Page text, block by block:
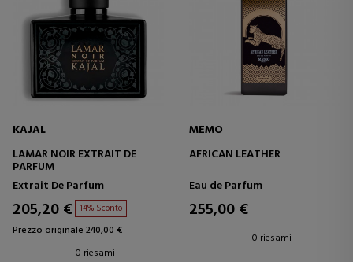
KAJAL
LAMAR NOIR EXTRAIT DE
PARFUM
Extrait De Parfum
205,20 € 14% Sconto
Prezzo originale 240,00 €
0 riesami
MEMO
AFRICAN LEATHER
Eau de Parfum
255,00 €
0 riesami